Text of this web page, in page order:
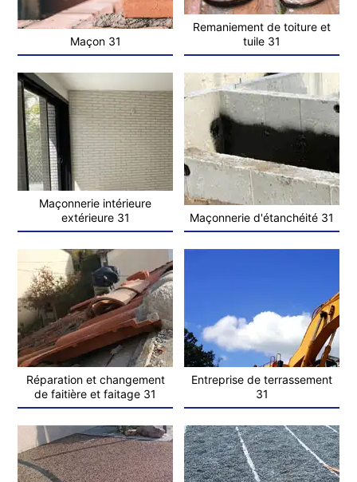
Maçon 31
Remaniement de toiture et
tuile 31
Maçonnerie intérieure
extérieure 31
Maçonnerie d'étanchéité 31
Réparation et changement
de faitière et faitage 31
Entreprise de terrassement
31